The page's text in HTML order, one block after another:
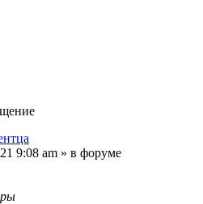
9:08 am » в форуме